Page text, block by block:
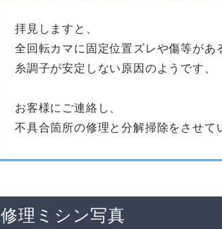
拝見しますと、
全回転カマに固定位置ズレや傷等があ
糸調子が安定しない原因のようです、
お客様にご連絡し、
不具合箇所の修理と分解掃除をさせて
修理ミシン写真